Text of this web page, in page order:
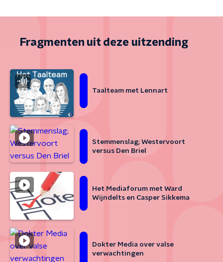
Fragmenten uit deze uitzending
Taalteam met Lennart
Stemmenslag; Westervoort
versus Den Briel
Het Mediaforum met Ward
Wijndelts en Casper Sikkema
Dokter Media over valse
verwachtingen